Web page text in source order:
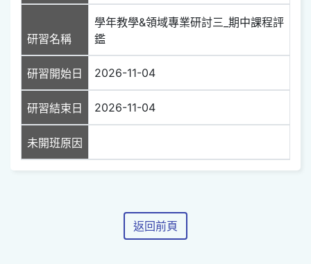
研習名稱
學年教學&領域專業研討三_期中課程評
鑑
研習開始日 2026-11-04
研習結束日 2026-11-04
未開班原因
返回前頁